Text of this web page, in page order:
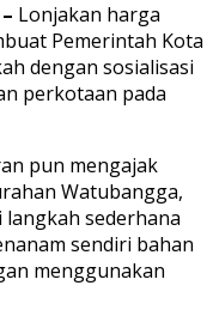
Lonjakan harga
Pemerintah Kota
dengan sosialisasi
perkotaan pada
pun mengajak
Watubangga,
sederhana
sendiri bahan
menggunakan